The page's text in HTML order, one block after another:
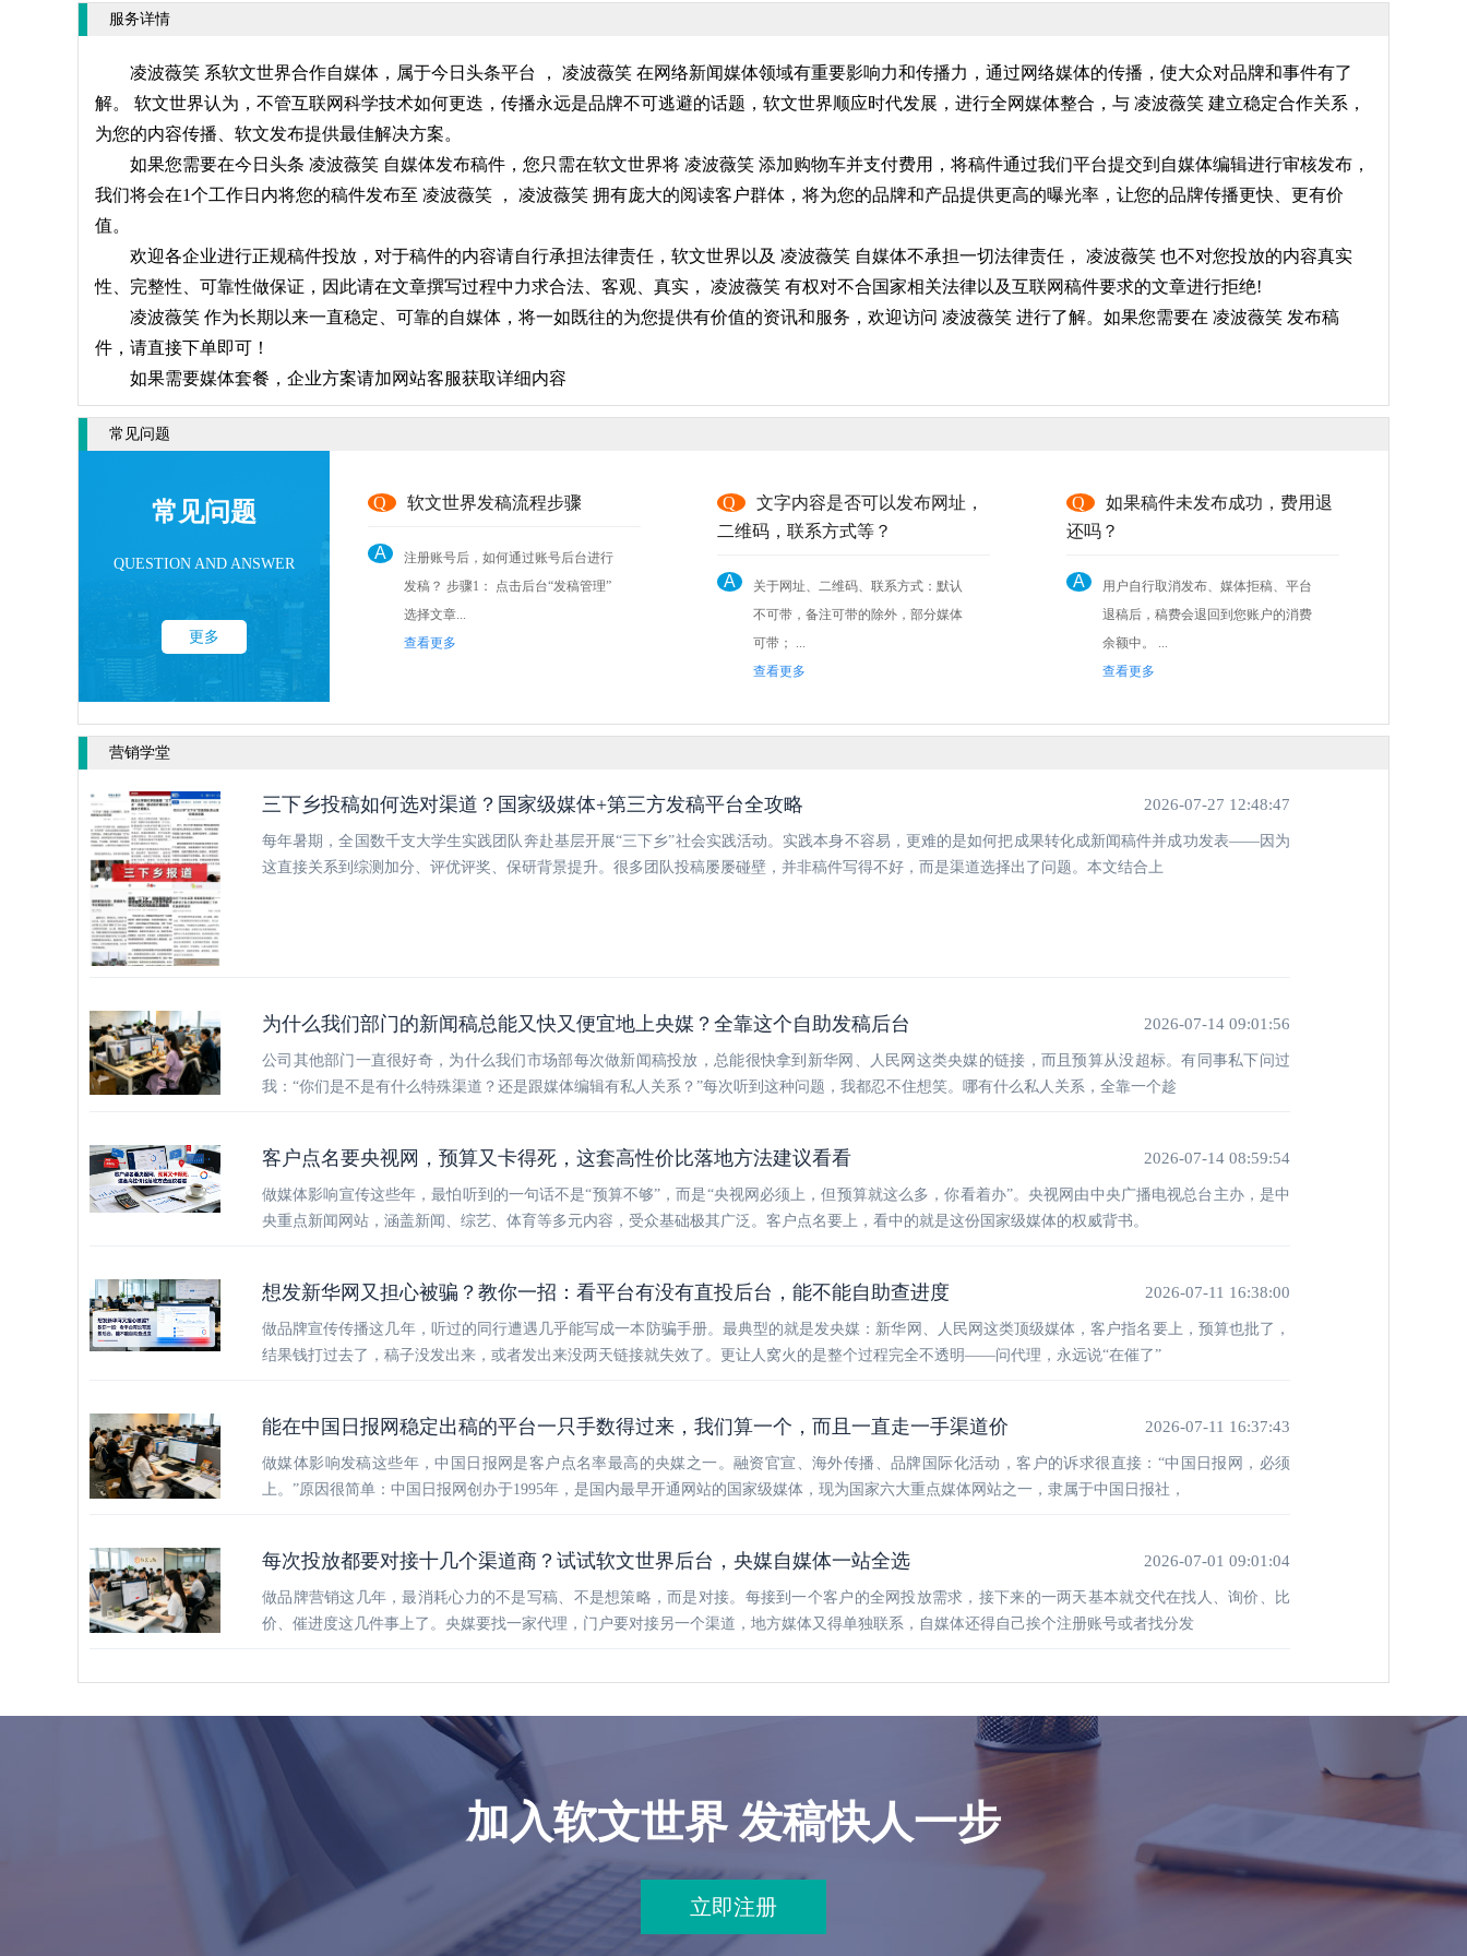
服务详情
凌波薇笑 系软文世界合作自媒体，属于今日头条平台 ， 凌波薇笑 在网络新闻媒体领域有重要影响力和传播力，通过网络媒体的传播，使大众对品牌和事件有了
解。 软文世界认为，不管互联网科学技术如何更迭，传播永远是品牌不可逃避的话题，软文世界顺应时代发展，进行全网媒体整合，与 凌波薇笑 建立稳定合作关系，
为您的内容传播、软文发布提供最佳解决方案。
如果您需要在今日头条 凌波薇笑 自媒体发布稿件，您只需在软文世界将 凌波薇笑 添加购物车并支付费用，将稿件通过我们平台提交到自媒体编辑进行审核发布，
我们将会在1个工作日内将您的稿件发布至 凌波薇笑 ， 凌波薇笑 拥有庞大的阅读客户群体，将为您的品牌和产品提供更高的曝光率，让您的品牌传播更快、更有价
值。
欢迎各企业进行正规稿件投放，对于稿件的内容请自行承担法律责任，软文世界以及 凌波薇笑 自媒体不承担一切法律责任， 凌波薇笑 也不对您投放的内容真实
性、完整性、可靠性做保证，因此请在文章撰写过程中力求合法、客观、真实， 凌波薇笑 有权对不合国家相关法律以及互联网稿件要求的文章进行拒绝!
凌波薇笑 作为长期以来一直稳定、可靠的自媒体，将一如既往的为您提供有价值的资讯和服务，欢迎访问 凌波薇笑 进行了解。如果您需要在 凌波薇笑 发布稿
件，请直接下单即可！
如果需要媒体套餐，企业方案请加网站客服获取详细内容
常见问题
常见问题
QUESTION AND ANSWER
更多
Q 软文世界发稿流程步骤
A
注册账号后，如何通过账号后台进行
发稿？ 步骤1： 点击后台“发稿管理”
选择文章...
查看更多
Q
文字内容是否可以发布网址，
二维码，联系方式等？
A
关于网址、二维码、联系方式：默认
不可带，备注可带的除外，部分媒体
可带； ...
查看更多
Q
如果稿件未发布成功，费用退
还吗？
A
用户自行取消发布、媒体拒稿、平台
退稿后，稿费会退回到您账户的消费
余额中。 ...
查看更多
营销学堂
三下乡投稿如何选对渠道？国家级媒体+第三方发稿平台全攻略 2026-07-27 12:48:47
每年暑期，全国数千支大学生实践团队奔赴基层开展“三下乡”社会实践活动。实践本身不容易，更难的是如何把成果转化成新闻稿件并成功发表——因为
这直接关系到综测加分、评优评奖、保研背景提升。很多团队投稿屡屡碰壁，并非稿件写得不好，而是渠道选择出了问题。本文结合上
为什么我们部门的新闻稿总能又快又便宜地上央媒？全靠这个自助发稿后台 2026-07-14 09:01:56
公司其他部门一直很好奇，为什么我们市场部每次做新闻稿投放，总能很快拿到新华网、人民网这类央媒的链接，而且预算从没超标。有同事私下问过
我：“你们是不是有什么特殊渠道？还是跟媒体编辑有私人关系？”每次听到这种问题，我都忍不住想笑。哪有什么私人关系，全靠一个趁
客户点名要央视网，预算又卡得死，这套高性价比落地方法建议看看 2026-07-14 08:59:54
做媒体影响宣传这些年，最怕听到的一句话不是“预算不够”，而是“央视网必须上，但预算就这么多，你看着办”。央视网由中央广播电视总台主办，是中
央重点新闻网站，涵盖新闻、综艺、体育等多元内容，受众基础极其广泛。客户点名要上，看中的就是这份国家级媒体的权威背书。
想发新华网又担心被骗？教你一招：看平台有没有直投后台，能不能自助查进度 2026-07-11 16:38:00
做品牌宣传传播这几年，听过的同行遭遇几乎能写成一本防骗手册。最典型的就是发央媒：新华网、人民网这类顶级媒体，客户指名要上，预算也批了，
结果钱打过去了，稿子没发出来，或者发出来没两天链接就失效了。更让人窝火的是整个过程完全不透明——问代理，永远说“在催了”
能在中国日报网稳定出稿的平台一只手数得过来，我们算一个，而且一直走一手渠道价 2026-07-11 16:37:43
做媒体影响发稿这些年，中国日报网是客户点名率最高的央媒之一。融资官宣、海外传播、品牌国际化活动，客户的诉求很直接：“中国日报网，必须
上。”原因很简单：中国日报网创办于1995年，是国内最早开通网站的国家级媒体，现为国家六大重点媒体网站之一，隶属于中国日报社，
每次投放都要对接十几个渠道商？试试软文世界后台，央媒自媒体一站全选 2026-07-01 09:01:04
做品牌营销这几年，最消耗心力的不是写稿、不是想策略，而是对接。每接到一个客户的全网投放需求，接下来的一两天基本就交代在找人、询价、比
价、催进度这几件事上了。央媒要找一家代理，门户要对接另一个渠道，地方媒体又得单独联系，自媒体还得自己挨个注册账号或者找分发
加入软文世界 发稿快人一步
立即注册